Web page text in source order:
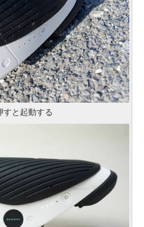
すと起動する